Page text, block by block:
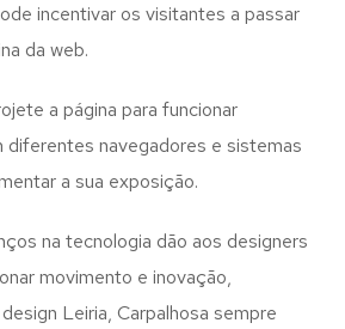
incentivar os visitantes a passar
da web.
a página para funcionar
diferentes navegadores e sistemas
a sua exposição.
na tecnologia dão aos designers
movimento e inovação,
Leiria, Carpalhosa sempre